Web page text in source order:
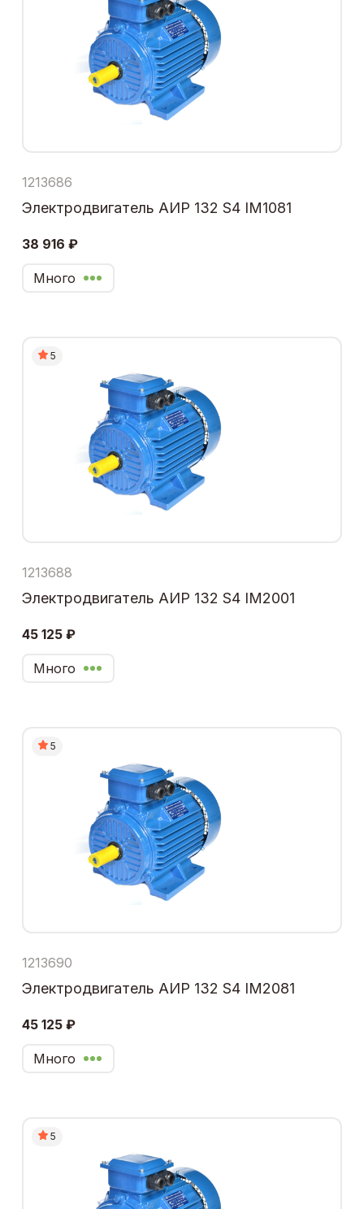
1213686
Электродвигатель АИР 132 S4 IM1081
38 916 ₽
Много
5
1213688
Электродвигатель АИР 132 S4 IM2001
45 125 ₽
Много
5
1213690
Электродвигатель АИР 132 S4 IM2081
45 125 ₽
Много
5